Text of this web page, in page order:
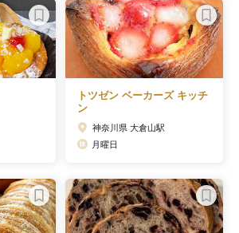
トツゼン ベーカーズ キッチ
ン
神奈川県 大倉山駅
月曜日